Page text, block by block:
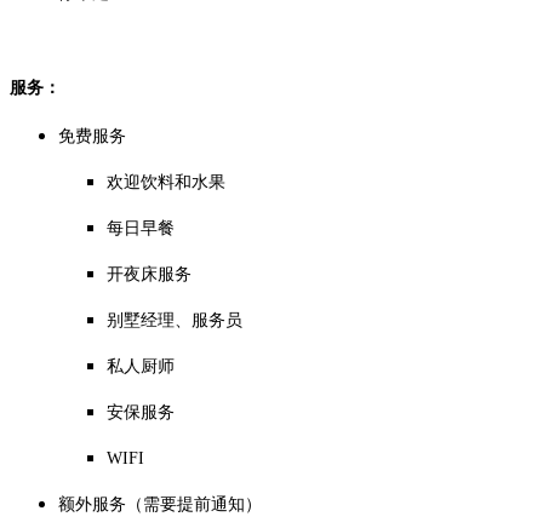
服务：
免费服务
欢迎饮料和水果
每日早餐
开夜床服务
别墅经理、服务员
私人厨师
安保服务
WIFI
额外服务（需要提前通知）